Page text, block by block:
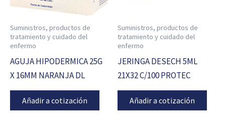
Suministros, productos de
tratamiento y cuidado del
enfermo
AGUJA HIPODERMICA 25G
X 16MM NARANJA DL
Añadir a cotización
Suministros, productos de
tratamiento y cuidado del
enfermo
JERINGA DESECH 5ML
21X32 C/100 PROTEC
Añadir a cotización